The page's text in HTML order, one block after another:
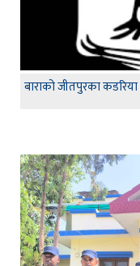
बाराको जीतपुरका कडरिया